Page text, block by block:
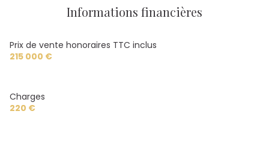
quartier Centre Ville, Darcy, dijon, Gare, Victor Hugo,
accès handicapé
Informations financières
Prix de vente honoraires TTC inclus
215 000 €
Charges
220 €